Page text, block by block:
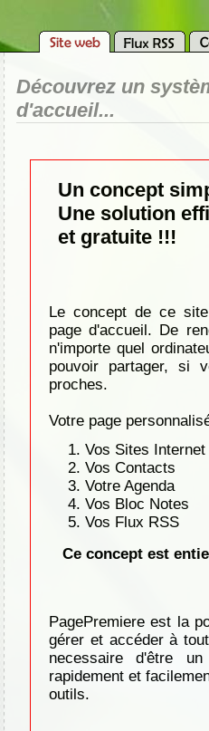
Découvrez un
d'accueil...
Un concept
Une solution
et gratuite !!!
Le concept de ce
page d'accueil. De
n'importe quel
pouvoir partager, si
proches.
Votre page
Vos Sites
Vos Contacts
Votre Agenda
Vos Bloc Notes
Vos Flux RSS
Ce concept est
PagePremiere est la
gérer et accéder à
necessaire d'être
rapidement et
outils.